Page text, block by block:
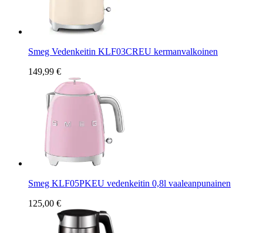
Smeg Vedenkeitin KLF03CREU kermanvalkoinen
149,99 €
Smeg KLF05PKEU vedenkeitin 0,8l vaaleanpunainen
125,00 €